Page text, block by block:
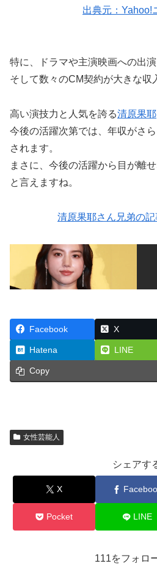
出典元：Yahoo!
特に、ドラマや主演映画への出演
そして数々のCM契約が大きな収
高い演技力と人気を誇る清原果耶
今後の活躍次第では、年収がさ
されます。
まさに、今後の活躍から目が離
と言えますね。
清原果耶さん兄弟の記
Facebook X
Hatena LINE
Copy
女性芸能人
シェアす
X
Pocket LINE
111をフォロ